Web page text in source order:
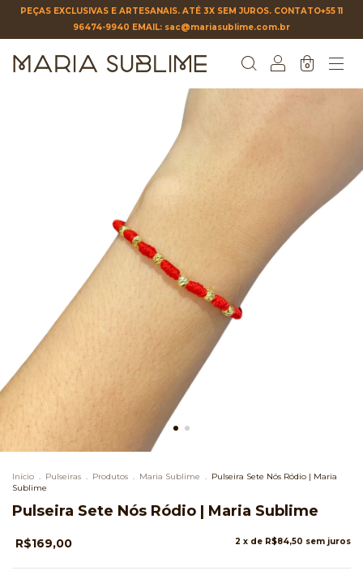
PEÇAS EXCLUSIVAS E ARTESANAIS. ATÉ 3X SEM JUROS. CONTATO+55 11
96474-9940 EMAIL: sac@mariasublime.com.br
0
Início . Pulseiras . Produtos . Maria Sublime . Pulseira Sete Nós Ródio | Maria
Sublime
Pulseira Sete Nós Ródio | Maria Sublime
R$169,00 2 x de R$84,50 sem juros